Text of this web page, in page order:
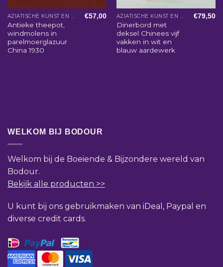
AZIATISCHE KUNST EN WOONACCESSOIRES
Antieke theepot,
windmolens in
parelmoerglazuur
China 1930
€57,00 AZIATISCHE KUNST EN WOONACCESSOIRES
Dinerbord met
deksel Chinees vijf
vakken in wit en
blauw aardewerk
€79,50
WELKOM BIJ BODOUR
Welkom bij de Boeiende & Bijzondere wereld van
Bodour.
Bekijk alle producten >>
U kunt bij ons gebruikmaken van iDeal, Paypal en
diverse credit cards.